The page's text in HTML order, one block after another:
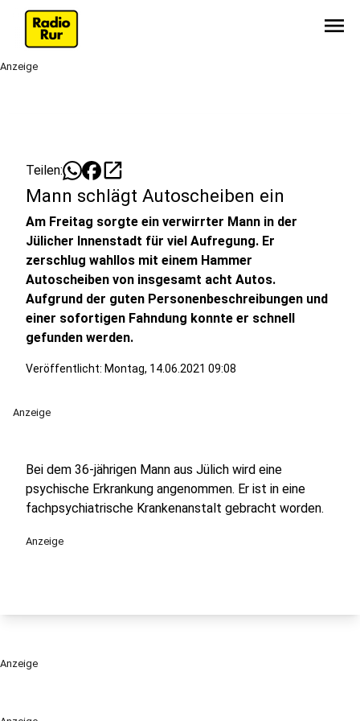
menu
Anzeige
Teilen: open_in_new
Mann schlägt Autoscheiben ein
Am Freitag sorgte ein verwirrter Mann in der
Jülicher Innenstadt für viel Aufregung. Er
zerschlug wahllos mit einem Hammer
Autoscheiben von insgesamt acht Autos.
Aufgrund der guten Personenbeschreibungen und
einer sofortigen Fahndung konnte er schnell
gefunden werden.
Veröffentlicht: Montag, 14.06.2021 09:08
Anzeige
Bei dem 36-jährigen Mann aus Jülich wird eine
psychische Erkrankung angenommen. Er ist in eine
fachpsychiatrische Krankenanstalt gebracht worden.
Anzeige
Anzeige